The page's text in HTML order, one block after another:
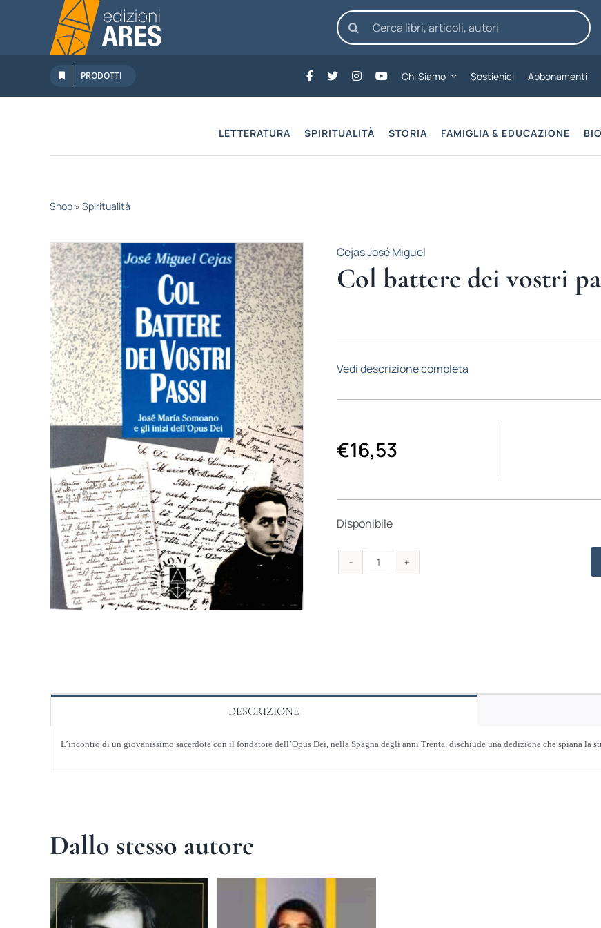
contenuto
Cerca
per:
PRODOTTI Chi Siamo Sostienici Abbonamenti
LETTERATURA SPIRITUALITÀ STORIA FAMIGLIA & EDUCAZIONE
Shop» Spiritualità
Cejas José Miguel
Col battere dei vostri
Vedi descrizione completa
€16,53
Disponibile
Col
DESCRIZIONE
L’incontro di un giovanissimo sacerdote con il fondatore dell’Opus Dei, nella Spagna degli anni Trenta, dischiude una dedizione che spiana la
Dallo stesso autore